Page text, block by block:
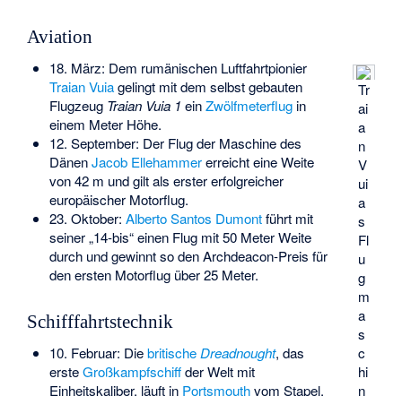
Aviation
Tr
ai
a
n
V
ui
a
s
Fl
u
g
m
a
s
c
hi
n
18. März: Dem rumänischen Luftfahrtpionier
Traian Vuiagelingt mit dem selbst gebauten
Flugzeug Traian Vuia 1 einZwölfmeterflugin
einem Meter Höhe.
12. September: Der Flug der Maschine des
DänenJacob Ellehammererreicht eine Weite
von 42 m und gilt als erster erfolgreicher
europäischer Motorflug.
23. Oktober: Alberto Santos Dumontführt mit
seiner „14-bis“ einen Flug mit 50 Meter Weite
durch und gewinnt so denArchdeacon-Preis für
den ersten Motorflug über 25 Meter.
Schifffahrtstechnik
10. Februar: Diebritische Dreadnought, das
ersteGroßkampfschiffder Welt mit
Einheitskaliber, läuft in Portsmouthvom Stapel.